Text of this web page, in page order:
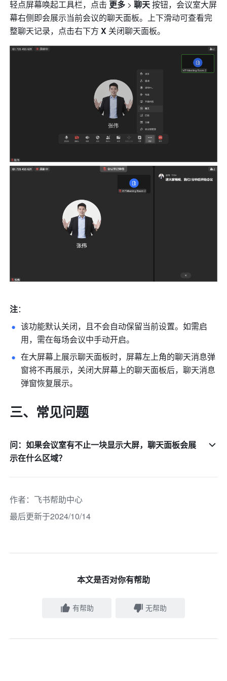
轻点屏幕唤起工具栏，点击 更多 > 聊天 按钮，会议室大屏
幕右侧即会展示当前会议的聊天面板。上下滑动可查看完
整聊天记录，点击右下方 X 关闭聊天面板。
注：
该功能默认关闭，且不会自动保留当前设置。如需启
用，需在每场会议中手动开启。
在大屏幕上展示聊天面板时，屏幕左上角的聊天消息弹
窗将不再展示，关闭大屏幕上的聊天面板后，聊天消息
弹窗恢复展示。
三、常见问题
问：如果会议室有不止一块显示大屏，聊天面板会展
示在什么区域？
作者： 飞书帮助中心
最后更新于2024/10/14
本文是否对你有帮助
有帮助 无帮助